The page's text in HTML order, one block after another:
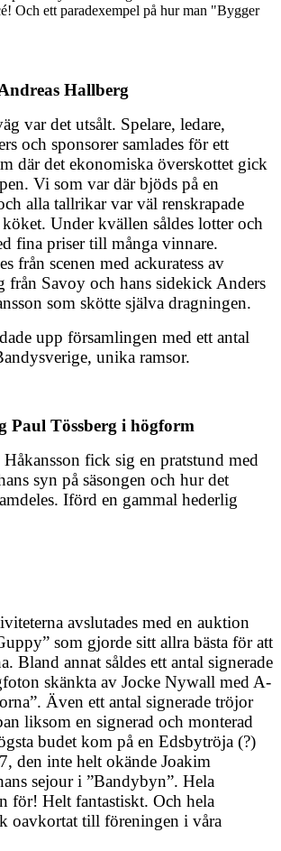
Och ett paradexempel på hur man "Bygger
Hallberg
var det utsålt. Spelare, ledare,
och sponsorer samlades för ett
där det ekonomiska överskottet gick
Vi som var där bjöds på en
alla tallrikar var väl renskrapade
Under kvällen såldes lotter och
fina priser till många vinnare.
från scenen med ackuratess av
från Savoy och hans sidekick Anders
som skötte själva dragningen.
upp församlingen med ett antal
unika ramsor.
Paul Tössberg i högform
fick sig en pratstund med
syn på säsongen och hur det
Iförd en gammal hederlig
avslutades med en auktion
som gjorde sitt allra bästa för att
Bland annat såldes ett antal signerade
skänkta av Jocke Nywall med A-
Även ett antal signerade tröjor
liksom en signerad och monterad
budet kom på en Edsbytröja (?)
den inte helt okände Joakim
sejour i ”Bandybyn”. Hela
för! Helt fantastiskt. Och hela
oavkortat till föreningen i våra